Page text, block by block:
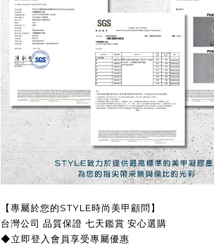
【專屬於您的STYLE時尚美甲顧問】
台灣公司 品質保證 七天鑑賞 安心選購
◆立即登入會員享受專屬優惠